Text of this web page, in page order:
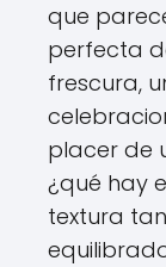
que
perfecta
frescura,
placer de
¿qué hay
textura